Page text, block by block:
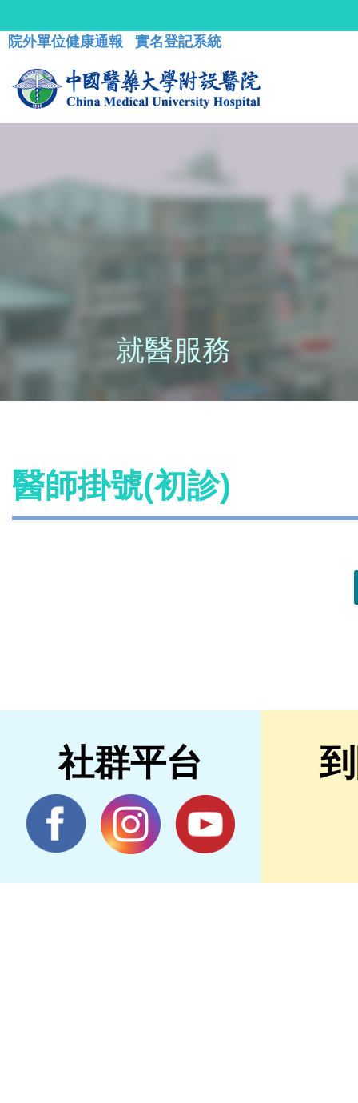
院外單位健康通報 實名登記系統
就醫服務
醫師掛號(初診)
社群平台